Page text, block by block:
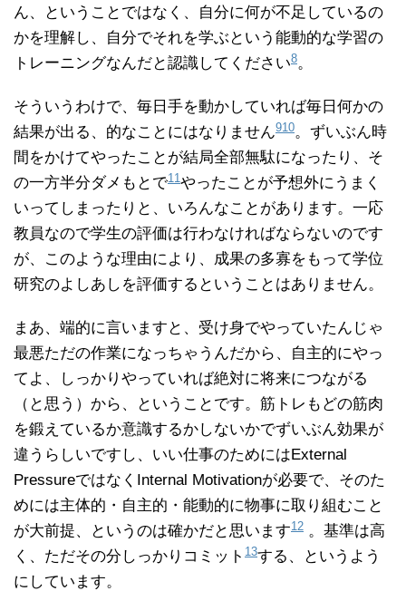
ん、ということではなく、自分に何が不足しているの
かを理解し、自分でそれを学ぶという能動的な学習の
トレーニングなんだと認識してください8。
そういうわけで、毎日手を動かしていれば毎日何かの
結果が出る、的なことにはなりません910。ずいぶん時
間をかけてやったことが結局全部無駄になったり、そ
の一方半分ダメもとで11やったことが予想外にうまく
いってしまったりと、いろんなことがあります。一応
教員なので学生の評価は行わなければならないのです
が、このような理由により、成果の多寡をもって学位
研究のよしあしを評価するということはありません。
まあ、端的に言いますと、受け身でやっていたんじゃ
最悪ただの作業になっちゃうんだから、自主的にやっ
てよ、しっかりやっていれば絶対に将来につながる
（と思う）から、ということです。筋トレもどの筋肉
を鍛えているか意識するかしないかでずいぶん効果が
違うらしいですし、いい仕事のためにはExternal
PressureではなくInternal Motivationが必要で、そのた
めには主体的・自主的・能動的に物事に取り組むこと
が大前提、というのは確かだと思います12 。基準は高
く、ただその分しっかりコミット 13する、というよう
にしています。